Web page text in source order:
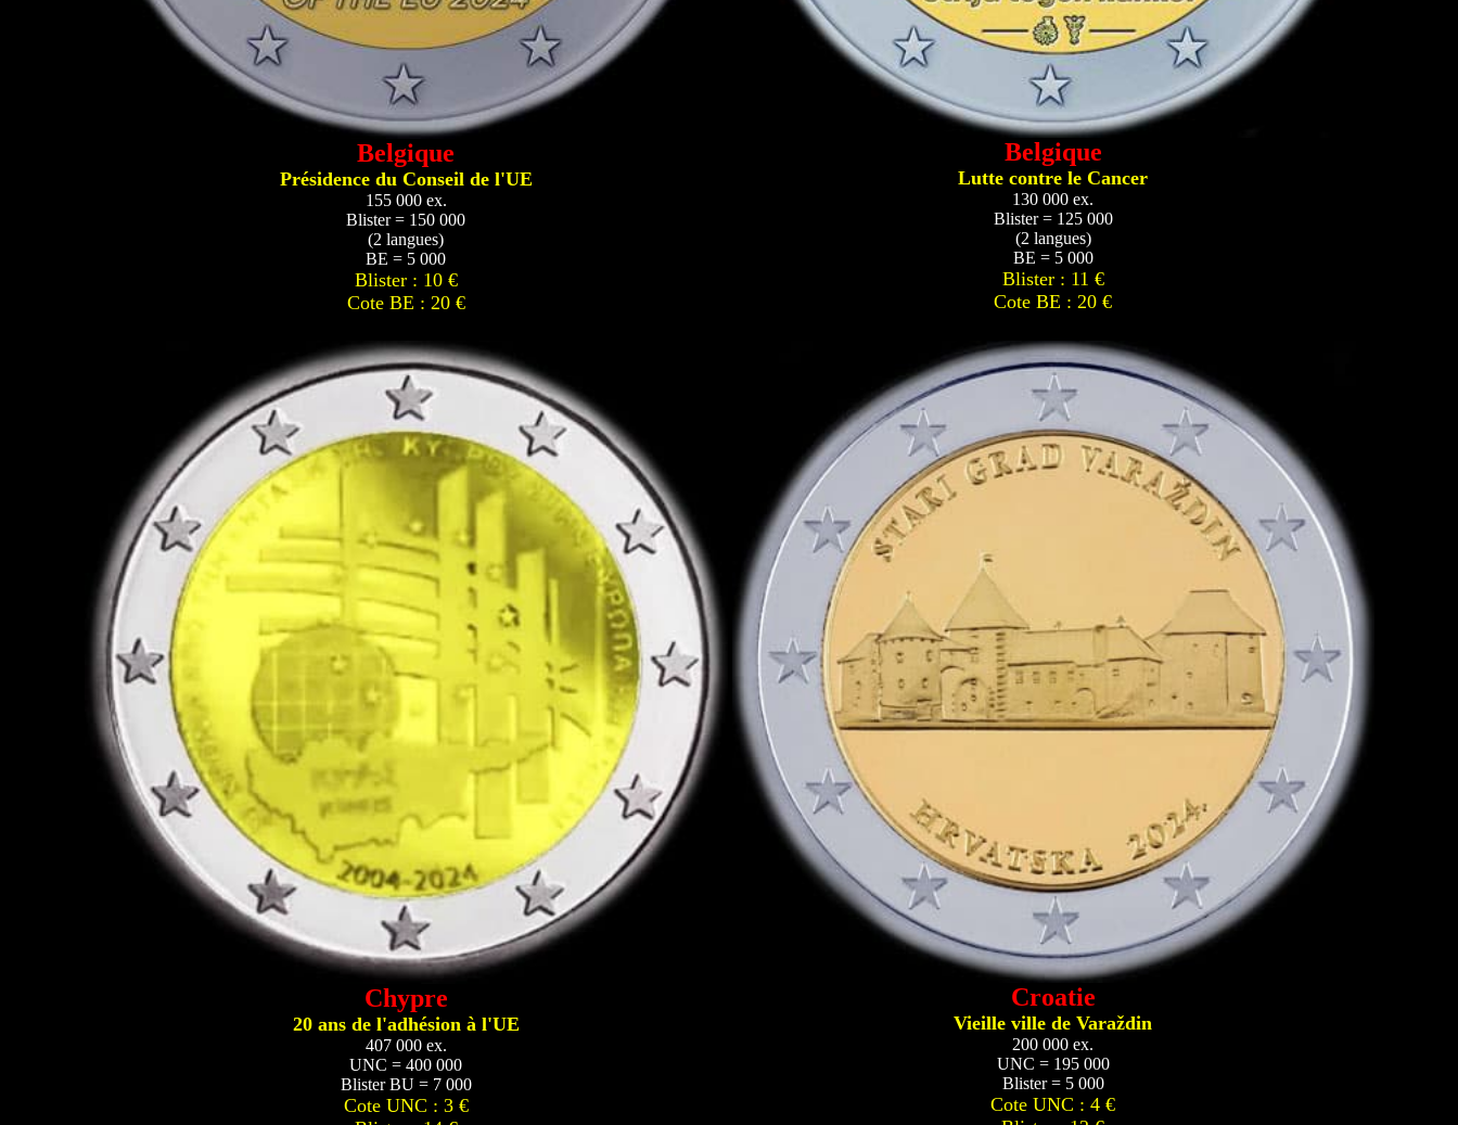
Belgique
Présidence du Conseil de l'UE
155 000 ex.
Blister = 150 000
(2 langues)
BE = 5 000
Blister : 10 €
Cote BE : 20 €
Belgique
Lutte contre le Cancer
130 000 ex.
Blister = 125 000
(2 langues)
BE = 5 000
Blister : 11 €
Cote BE : 20 €
Chypre
20 ans de l'adhésion à l'UE
407 000 ex.
UNC = 400 000
Blister BU = 7 000
Cote UNC : 3 €
Croatie
Vieille ville de Varaždin
200 000 ex.
UNC = 195 000
Blister = 5 000
Cote UNC : 4 €